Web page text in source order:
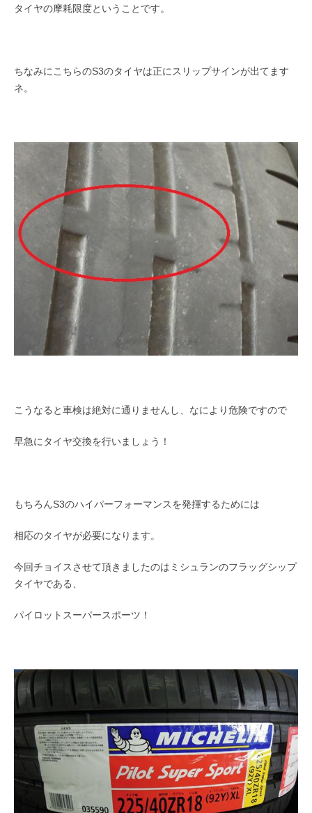
タイヤの摩耗限度ということです。
ちなみにこちらのS3のタイヤは正にスリップサインが出てます
ネ。
こうなると車検は絶対に通りませんし、なにより危険ですので
早急にタイヤ交換を行いましょう！
もちろんS3のハイパーフォーマンスを発揮するためには
相応のタイヤが必要になります。
今回チョイスさせて頂きましたのはミシュランのフラッグシップ
タイヤである、
パイロットスーパースポーツ！